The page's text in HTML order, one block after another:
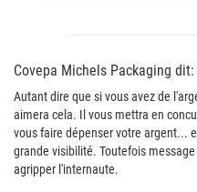
Covepa Michels Packaging dit:
Autant dire que si vous avez de
aimera cela. Il vous mettra en
vous faire dépenser votre argent...
grande visibilité. Toutefois
agripper l'internaute.